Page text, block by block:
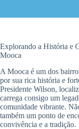
Explorando a História e
Mooca
A Mooca é um dos
por sua rica história e
Presidente Wilson,
carrega consigo um
comunidade vibrante.
também um ponto de
convivência e a tradição.